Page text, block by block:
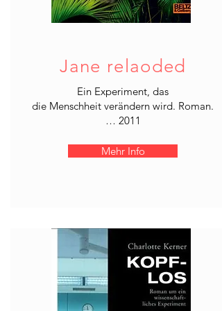
Jane relaoded
Ein Experiment, das
die Menschheit verändern wird. Roman.
… 2011
Mehr Info